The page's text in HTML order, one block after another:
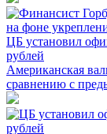
ЦБ установил
рублей
Американская
сравнению с